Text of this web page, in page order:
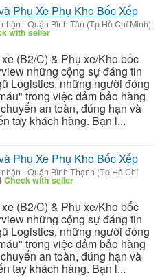
Phụ Xe Phụ Kho Bốc Xếp
-Quận Bình Tân (Tp Hồ Chí Minh)
with seller
(B2/C) & Phụ xe/Kho bốc
những cộng sự đáng tin
Logistics, những người đóng
trong việc đảm bảo hàng
an toàn, đúng hạn và
tay khách hàng. Bạn l...
Phụ Xe Phụ Kho Bốc Xếp
-Quận Bình Thạnh (Tp Hồ Chí
Check with seller
(B2/C) & Phụ xe/Kho bốc
những cộng sự đáng tin
Logistics, những người đóng
trong việc đảm bảo hàng
an toàn, đúng hạn và
tay khách hàng. Bạn l...